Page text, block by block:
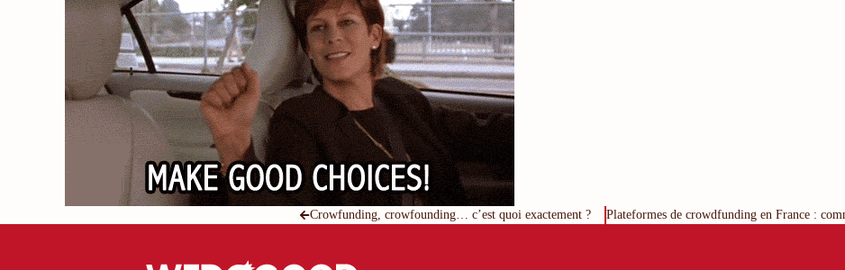
Crowfunding, crowfounding… c’est quoi exactement ?